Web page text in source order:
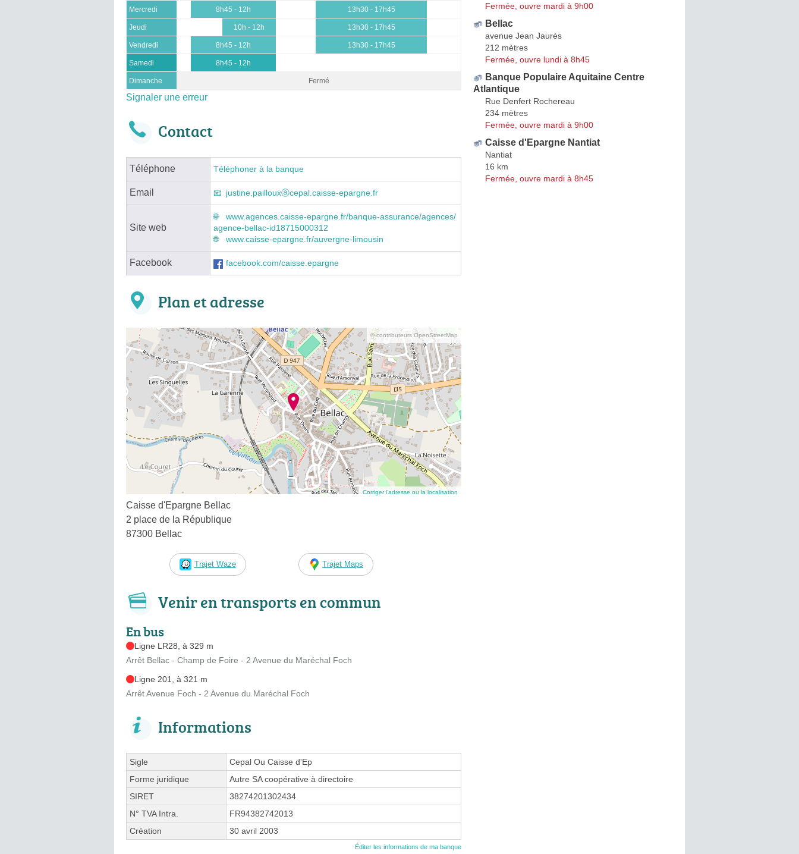
Mercredi 8h45 - 12h 13h30 - 17h45
Jeudi 10h - 12h 13h30 - 17h45
Vendredi 8h45 - 12h 13h30 - 17h45
Samedi 8h45 - 12h
Dimanche Fermé
Signaler une erreur
Contact
Téléphone Téléphoner à la banque
Email justine.paillouxⓐcepal.caisse-epargne.fr
Site web
www.agences.caisse-epargne.fr/banque-assurance/agences/
agence-bellac-id18715000312
www.caisse-epargne.fr/auvergne-limousin
Facebook facebook.com/caisse.epargne
Plan et adresse
© contributeurs OpenStreetMap
Corriger l’adresse ou la localisation
Caisse d'Epargne Bellac
2 place de la République
87300 Bellac
Trajet Waze Trajet Maps
Venir en transports en commun
En bus
Ligne LR28, à 329 m
Arrêt Bellac - Champ de Foire - 2 Avenue du Maréchal Foch
Ligne 201, à 321 m
Arrêt Avenue Foch - 2 Avenue du Maréchal Foch
Informations
Sigle
Cepal Ou Caisse d'Ep
Forme juridique
Autre SA coopérative à directoire
SIRET
38274201302434
N° TVA Intra.
FR94382742013
Création
30 avril 2003
Éditer les informations de ma banque
Fermée, ouvre mardi à 9h00
Bellac
avenue Jean Jaurès
212 mètres
Fermée, ouvre lundi à 8h45
Banque Populaire Aquitaine Centre
Atlantique
Rue Denfert Rochereau
234 mètres
Fermée, ouvre mardi à 9h00
Caisse d'Epargne Nantiat
Nantiat
16 km
Fermée, ouvre mardi à 8h45